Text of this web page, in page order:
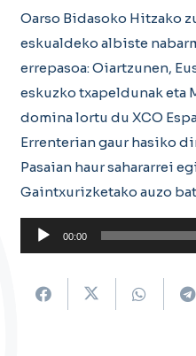
Oarso Bidasoko Hitzako
eskualdeko albiste
errepasoa: Oiartzunen,
eskuzko txapeldunak eta
domina lortu du XCO
Errenterian gaur hasiko
Pasaian haur sahararrei
Gaintxurizketako auzo
Soinu
erreproduzigailua
00:00